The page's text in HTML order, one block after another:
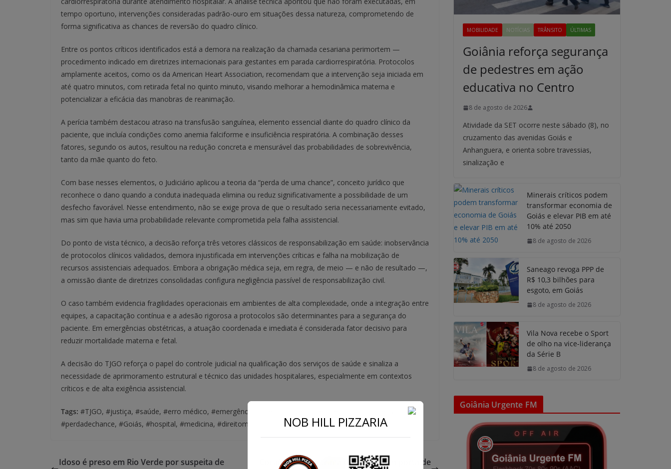
tempo oportuno, intervenções consideradas padrão-ouro em situações dessa natureza, comprometendo de
forma significativa as chances de reversão do quadro clínico.
Entre os pontos críticos identificados está a demora na realização da chamada cesariana perimortem —
procedimento indicado em diretrizes internacionais para gestantes em parada cardiorrespiratória. Protocolos
amplamente aceitos, como os da American Heart Association, recomendam que a intervenção seja iniciada em
até quatro minutos, com retirada fetal no quinto minuto, visando melhorar a hemodinâmica materna e
potencializar a eficácia das manobras de reanimação.
A perícia também destacou atraso na transfusão sanguínea, elemento essencial diante do quadro clínico da
paciente, que incluía condições como anemia falciforme e insuficiência respiratória. A combinação desses
fatores, segundo os autos, resultou na redução concreta e mensurável das probabilidades de sobrevivência,
tanto da mãe quanto do feto.
Com base nesses elementos, o Judiciário aplicou a teoria da “perda de uma chance”, conceito jurídico que
reconhece o dano quando a conduta inadequada elimina ou reduz significativamente a possibilidade de um
desfecho favorável. Nesse entendimento, não se exige prova de que o resultado seria necessariamente evitado,
mas sim que havia uma probabilidade relevante comprometida pela falha assistencial.
Do ponto de vista técnico, a decisão reforça três vetores clássicos de responsabilização em saúde: inobservância
de protocolos clínicos validados, demora injustificada em intervenções críticas e falha na mobilização de
recursos assistenciais adequados. Embora a obrigação médica seja, em regra, de meio — e não de resultado —,
a omissão diante de diretrizes consolidadas configura negligência passível de responsabilização civil.
O caso também evidencia fragilidades operacionais em ambientes de alta complexidade, onde a integração entre
equipes, a capacitação contínua e a adesão rigorosa a protocolos são determinantes para a segurança do
paciente. Em emergências obstétricas, a atuação coordenada e imediata é considerada fator decisivo para
reduzir mortalidade materna e fetal.
A decisão do TJGO reforça o papel do controle judicial na qualificação dos serviços de saúde e sinaliza a
necessidade de aprimoramento estrutural e técnico das unidades hospitalares, especialmente em contextos
críticos e de alta exigência assistencial.
Tags: #TJGO, #justiça, #saúde, #erro médico, #emergênciaobstétrica, #gestante, #responsabilidadecivil,
#perdadechance, #Goiás, #hospital, #medicina, #direitomédico
Idoso é preso em Rio Verde por suspeita de
Cocaína é encontrada escondida em porta de
MOBILIDADE NOTÍCIAS TRÂNSITO ÚLTIMAS
Goiânia reforça segurança
de pedestres em ação
educativa no Centro
8 de agosto de 2026
Atividade da SET ocorre neste sábado (8), no
cruzamento das avenidas Goiás e
Anhanguera, e orienta sobre travessias,
sinalização e
Minerais críticos podem
transformar economia de
Goiás e elevar PIB em até
10% até 2050
8 de agosto de 2026
Saneago revoga PPP de
R$ 10,3 bilhões para
esgoto, em Goiás
8 de agosto de 2026
Vila Nova recebe o Sport
de olho na vice-liderança
da Série B
8 de agosto de 2026
Goiânia Urgente FM
NOB HILL PIZZARIA